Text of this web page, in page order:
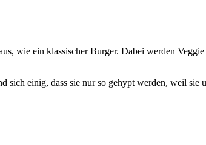
wie ein klassischer Burger. Dabei werden
einig, dass sie nur so gehypt werden, weil sie